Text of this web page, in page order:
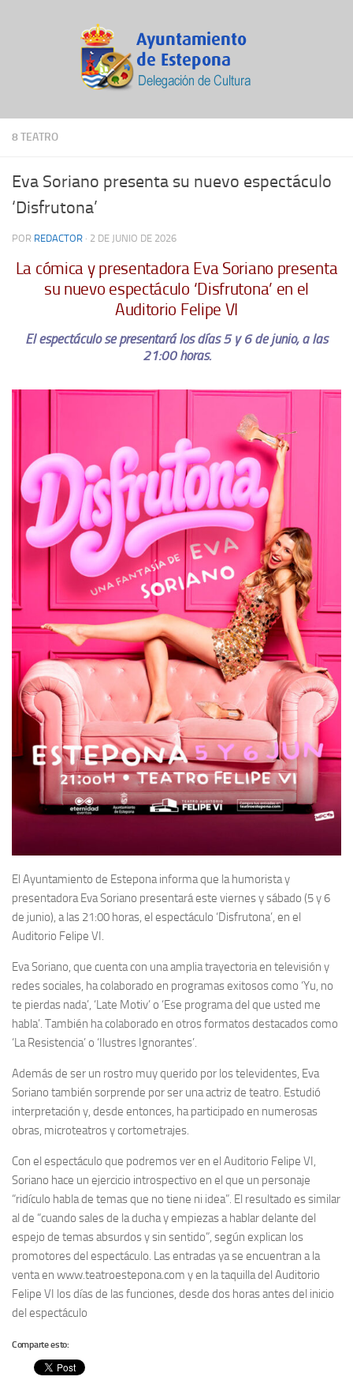
8 TEATRO
Eva Soriano presenta su nuevo espectáculo
‘Disfrutona’
POR REDACTOR · 2 DE JUNIO DE 2026
La cómica y presentadora Eva Soriano presenta
su nuevo espectáculo ‘Disfrutona’ en el
Auditorio Felipe VI
El espectáculo se presentará los días 5 y 6 de junio, a las
21:00 horas.
El Ayuntamiento de Estepona informa que la humorista y
presentadora Eva Soriano presentará este viernes y sábado (5 y 6
de junio), a las 21:00 horas, el espectáculo ‘Disfrutona’, en el
Auditorio Felipe VI.
Eva Soriano, que cuenta con una amplia trayectoria en televisión y
redes sociales, ha colaborado en programas exitosos como ‘Yu, no
te pierdas nada’, ‘Late Motiv’ o ‘Ese programa del que usted me
habla’. También ha colaborado en otros formatos destacados como
‘La Resistencia’ o ‘Ilustres Ignorantes’.
Además de ser un rostro muy querido por los televidentes, Eva
Soriano también sorprende por ser una actriz de teatro. Estudió
interpretación y, desde entonces, ha participado en numerosas
obras, microteatros y cortometrajes.
Con el espectáculo que podremos ver en el Auditorio Felipe VI,
Soriano hace un ejercicio introspectivo en el que un personaje
“ridículo habla de temas que no tiene ni idea”. El resultado es similar
al de “cuando sales de la ducha y empiezas a hablar delante del
espejo de temas absurdos y sin sentido”, según explican los
promotores del espectáculo. Las entradas ya se encuentran a la
venta en www.teatroestepona.com y en la taquilla del Auditorio
Felipe VI los días de las funciones, desde dos horas antes del inicio
del espectáculo
Comparte esto: